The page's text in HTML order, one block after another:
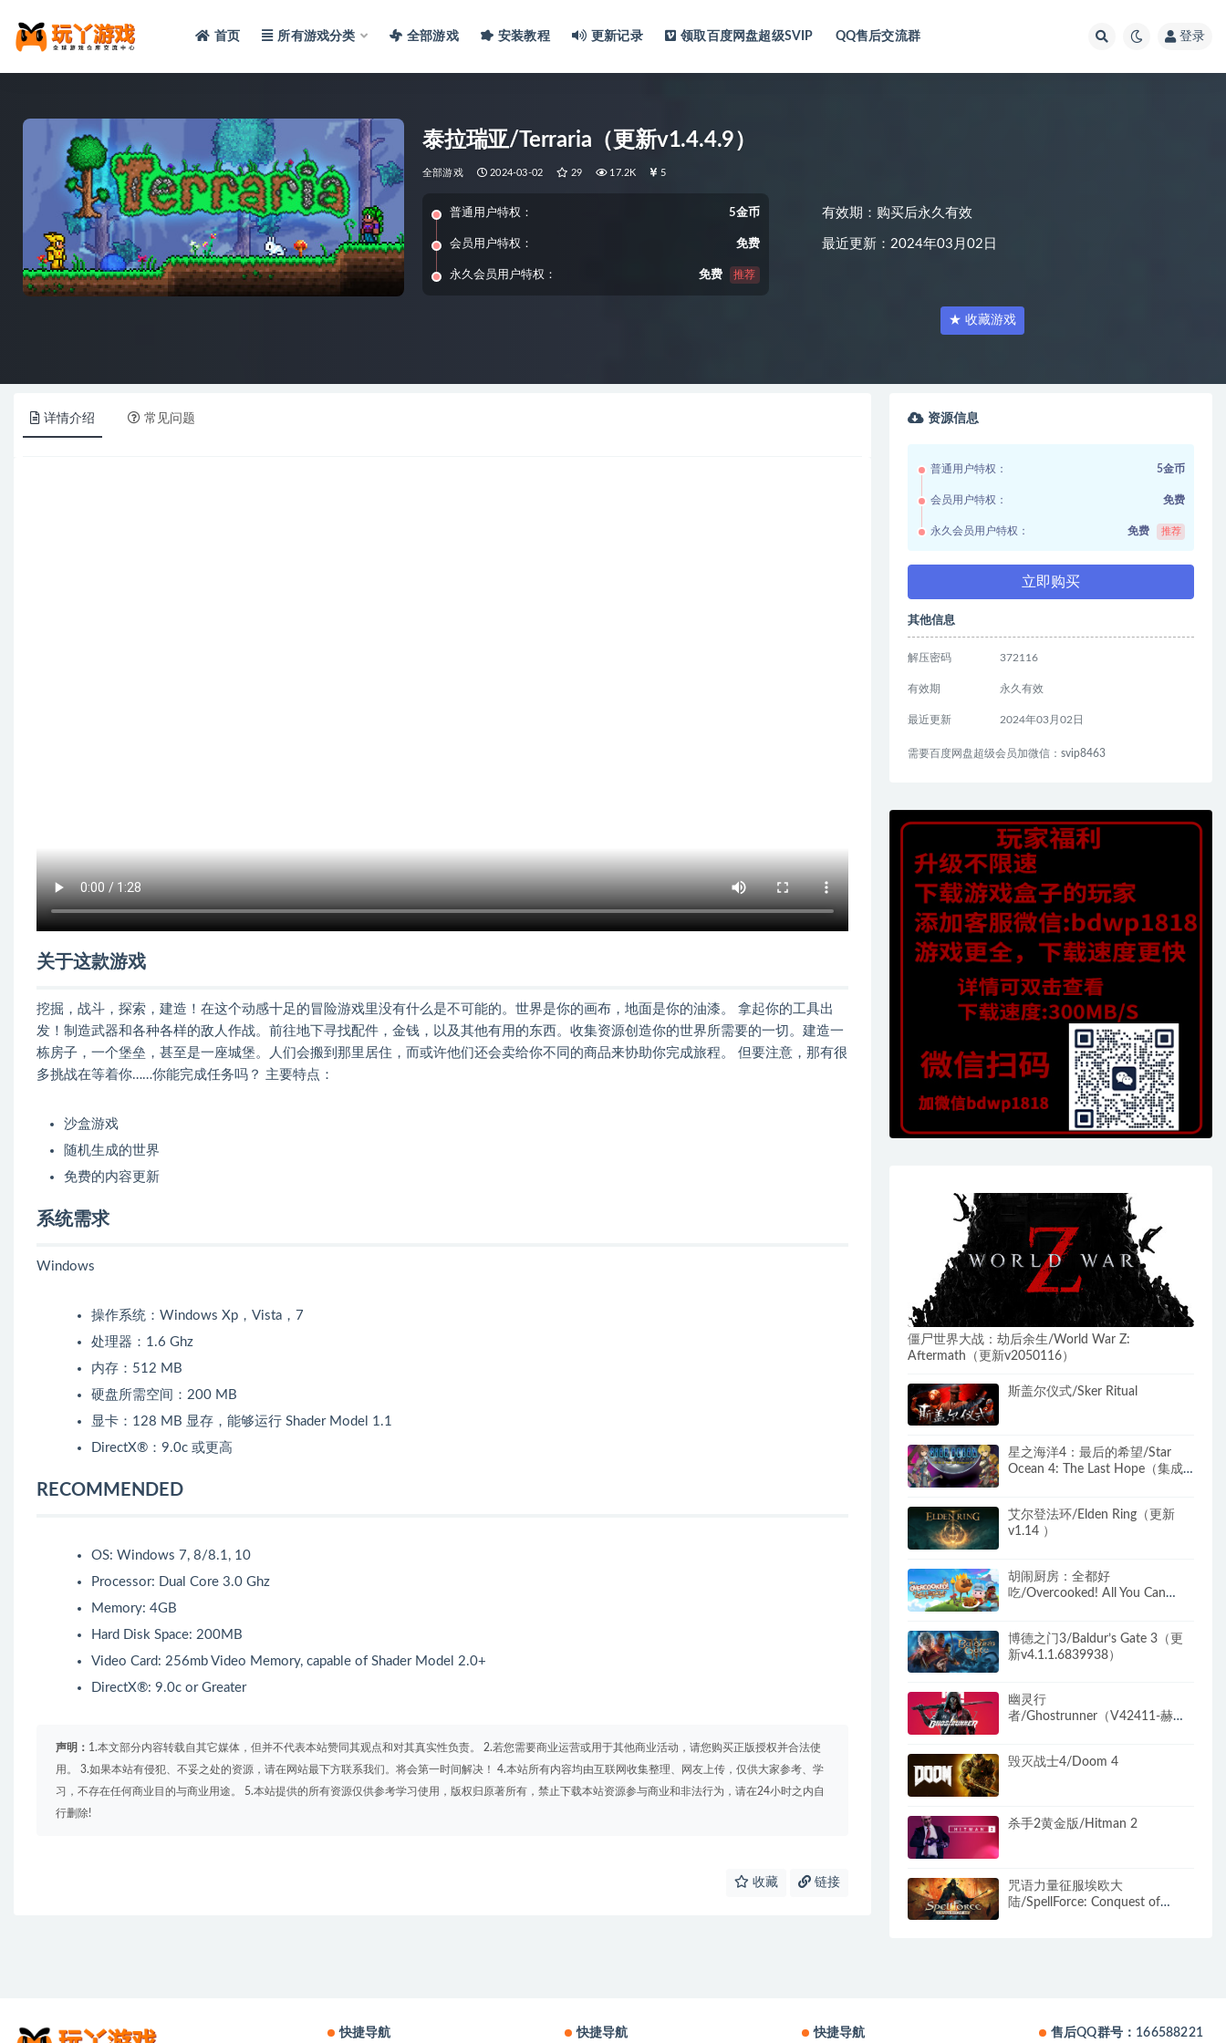
首页 所有游戏分类 全部游戏 安装教程 更新记录 领取百度网盘超级SVIP QQ售后交流群 登录
泰拉瑞亚/Terraria（更新v1.4.4.9）
全部游戏 2024-03-02 29 17.2K 5
普通用户特权： 5金币
会员用户特权： 免费
永久会员用户特权： 免费 推荐
有效期：购买后永久有效
最近更新：2024年03月02日
★ 收藏游戏
详情介绍 常见问题
关于这款游戏
挖掘，战斗，探索，建造！在这个动感十足的冒险游戏里没有什么是不可能的。世界是你的画布，地面是你的油漆。 拿起你的工具出
发！制造武器和各种各样的敌人作战。前往地下寻找配件，金钱，以及其他有用的东西。收集资源创造你的世界所需要的一切。建造一
栋房子，一个堡垒，甚至是一座城堡。人们会搬到那里居住，而或许他们还会卖给你不同的商品来协助你完成旅程。 但要注意，那有很
多挑战在等着你……你能完成任务吗？ 主要特点：
沙盒游戏
随机生成的世界
免费的内容更新
系统需求
Windows
操作系统：Windows Xp，Vista，7
处理器：1.6 Ghz
内存：512 MB
硬盘所需空间：200 MB
显卡：128 MB 显存，能够运行 Shader Model 1.1
DirectX®：9.0c 或更高
RECOMMENDED
OS: Windows 7, 8/8.1, 10
Processor: Dual Core 3.0 Ghz
Memory: 4GB
Hard Disk Space: 200MB
Video Card: 256mb Video Memory, capable of Shader Model 2.0+
DirectX®: 9.0c or Greater
声明： 1.本文部分内容转载自其它媒体，但并不代表本站赞同其观点和对其真实性负责。 2.若您需要商业运营或用于其他商业活动，请您购买正版授权并合法使
用。 3.如果本站有侵犯、不妥之处的资源，请在网站最下方联系我们。将会第一时间解决！ 4.本站所有内容均由互联网收集整理、网友上传，仅供大家参考、学
习，不存在任何商业目的与商业用途。 5.本站提供的所有资源仅供参考学习使用，版权归原著所有，禁止下载本站资源参与商业和非法行为，请在24小时之内自
行删除!
收藏 链接
资源信息
普通用户特权： 5金币
会员用户特权： 免费
永久会员用户特权： 免费 推荐
立即购买
其他信息
解压密码 372116
有效期 永久有效
最近更新 2024年03月02日
需要百度网盘超级会员加微信：svip8463
僵尸世界大战：劫后余生/World War Z:
Aftermath（更新v2050116）
斯盖尔仪式/Sker Ritual
星之海洋4：最后的希望/Star
Ocean 4: The Last Hope（集成1
艾尔登法环/Elden Ring（更新
v1.14 ）
胡闹厨房：全都好
吃/Overcooked! All You Can
博德之门3/Baldur’s Gate 3（更
新v4.1.1.6839938）
幽灵行
者/Ghostrunner（V42411-赫尔
毁灭战士4/Doom 4
杀手2黄金版/Hitman 2
咒语力量征服埃欧大
陆/SpellForce: Conquest of
快捷导航 快捷导航 快捷导航 售后QQ群号：166588221